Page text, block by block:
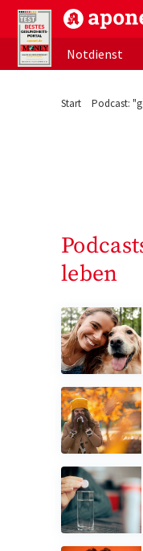
aponet.de -
Notdienst
Start Podcast:
leben